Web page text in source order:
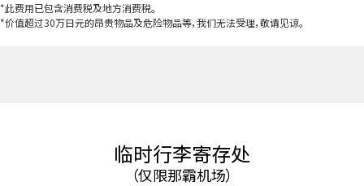
*此费用已包含消费税及地方消费税。
*价值超过30万日元的昂贵物品及危险物品等，我们无法受理，敬请见谅。
临时行李寄存处
（仅限那霸机场）